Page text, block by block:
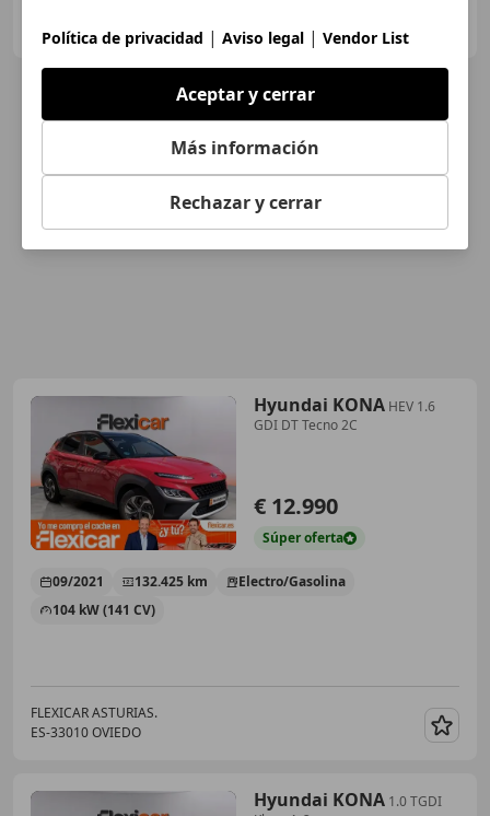
ES-33010 OVIEDO
Hyundai KONA HEV 1.6
GDI DT Tecno 2C
€ 12.990
Súperoferta
09/2021 132.425 km
Electro/Gasolina
104 kW (141 CV)
FLEXICAR ASTURIAS.
ES-33010 OVIEDO
Hyundai KONA 1.0 TGDI
Política de privacidad | Aviso legal | Vendor List
Aceptar y cerrar
Más información
Rechazar y cerrar